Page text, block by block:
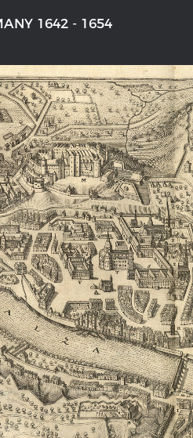
1642 - 1654
GERMANY 1642 - 1654
Karte